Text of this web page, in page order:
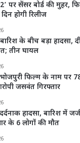
पर सेंसर बोर्ड की मुहर,
होगी रिलीज
के बीच बड़ा हादसा,
तीन घायल
भोजपुरी फिल्म के नाम पर
जसवंत गिरफ्तार
हादसा, बारिश में
के 6 लोगों की मौत